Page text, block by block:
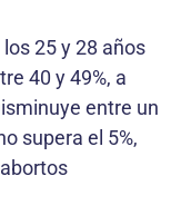
25 y 28 años
40 y 49%, a
entre un
supera el 5%,